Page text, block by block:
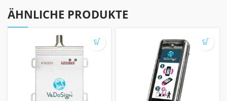
ÄHNLICHE PRODUKTE